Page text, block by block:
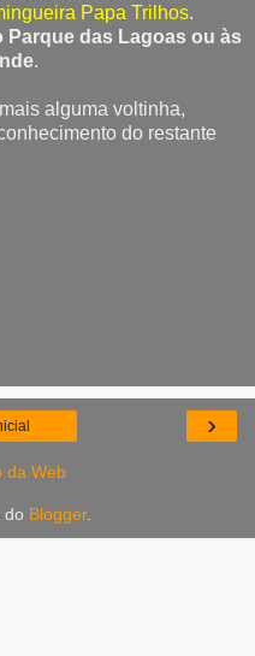
Papa Trilhos.
Parque das Lagoas ou às
.
alguma voltinha,
do restante
›
da Web
do Blogger.